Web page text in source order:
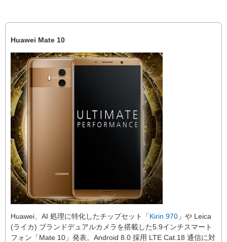
Huawei Mate 10
Huawei、AI 処理に特化したチップセット「Kirin 970 」や Leica
(ライカ) ブランドデュアルカメラを搭載した5.9インチスマート
フォン「Mate 10」発表。Android 8.0 採用 LTE Cat.18 通信に対